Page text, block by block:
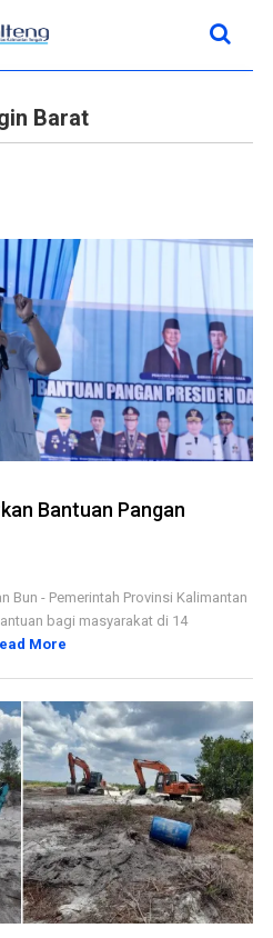
Barat
Bantuan Pangan
Bun - Pemerintah Provinsi Kalimantan
bagi masyarakat di 14
More